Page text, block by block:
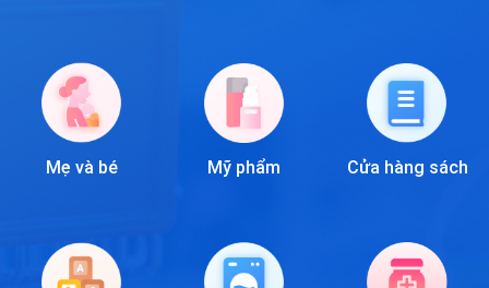
Mẹ và bé Mỹ phẩm Cửa hàng sách